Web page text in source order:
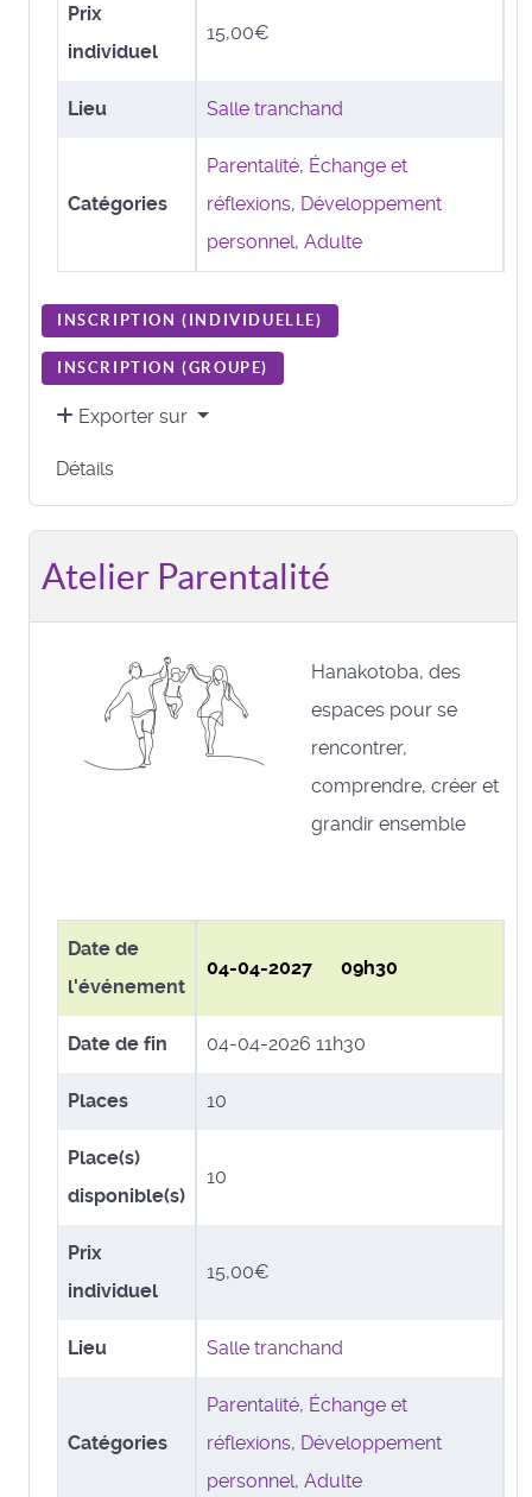
Prix
individuel
15,00€
Lieu Salle tranchand
Catégories
Parentalité, Échange et
réflexions, Développement
personnel, Adulte
INSCRIPTION ( INDIVIDUELLE)
INSCRIPTION (GROUPE)
Exporter sur
Détails
Atelier Parentalité
Hanakotoba, des
espaces pour se
rencontrer,
comprendre, créer et
grandir ensemble
Date de
l'événement
04-04-2027 09h30
Date de fin 04-04-2026 11h30
Places 10
Place(s)
disponible(s)
10
Prix
individuel
15,00€
Lieu Salle tranchand
Catégories
Parentalité, Échange et
réflexions, Développement
personnel, Adulte